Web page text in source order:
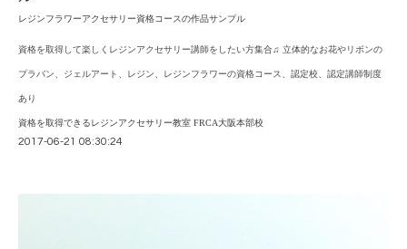
レジンフラワーアクセサリー資格コースの作品サンプル
資格を取得して楽しくレジンアクセサリー講師をしたい方集合♫ 立体的なお花やリボンの
プラバン、ジェルアート、レジン、レジンフラワーの資格コース、認定校、認定講師制度
あり
資格を取得できるレジンアクセサリー教室 FRCA大阪本部校
2017-06-21 08:30:24